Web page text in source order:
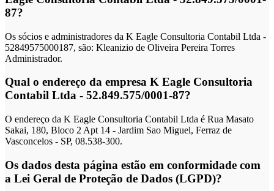
87?
Os sócios e administradores da K Eagle Consultoria Contabil Ltda -
52849575000187, são: Kleanizio de Oliveira Pereira Torres
Administrador.
Qual o endereço da empresa K Eagle Consultoria
Contabil Ltda - 52.849.575/0001-87?
O endereço da K Eagle Consultoria Contabil Ltda é Rua Masato
Sakai, 180, Bloco 2 Apt 14 - Jardim Sao Miguel, Ferraz de
Vasconcelos - SP, 08.538-300.
Os dados desta página estão em conformidade com
a Lei Geral de Proteção de Dados (LGPD)?